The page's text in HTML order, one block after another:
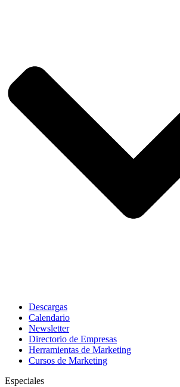
Descargas
Calendario
Newsletter
Directorio de Empresas
Herramientas de Marketing
Cursos de Marketing
Especiales